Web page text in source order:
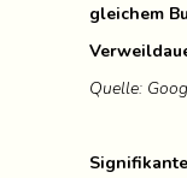
gleichem
Quelle: